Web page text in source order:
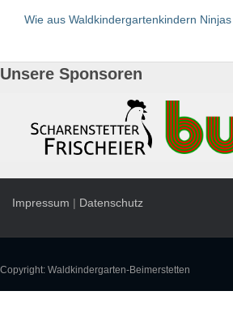
Wie aus Waldkindergartenkindern
Unsere Sponsoren
Impressum | Datenschutz
Copyright: Waldkindergarten-Beimerstetten